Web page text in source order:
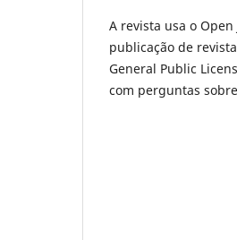
A revista usa o
publicação de
General Public
com perguntas